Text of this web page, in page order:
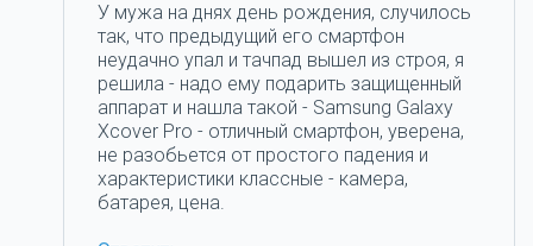
У мужа на днях день рождения, случилось
так, что предыдущий его смартфон
неудачно упал и тачпад вышел из строя, я
решила - надо ему подарить защищенный
аппарат и нашла такой - Samsung Galaxy
Xcover Pro - отличный смартфон, уверена,
не разобьется от простого падения и
характеристики классные - камера,
батарея, цена.